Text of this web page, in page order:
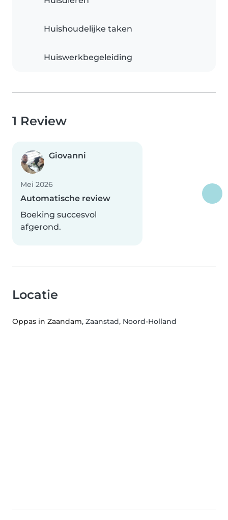
Huishoudelijke taken
Huiswerkbegeleiding
1 Review
Giovanni
Mei 2026
Automatische review
Boeking succesvol
afgerond.
Locatie
Oppas in Zaandam, Zaanstad, Noord-Holland